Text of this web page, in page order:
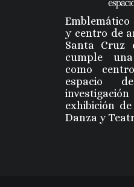
y centro de
Santa Cruz
cumple
como
espacio
exhibición
Danza y